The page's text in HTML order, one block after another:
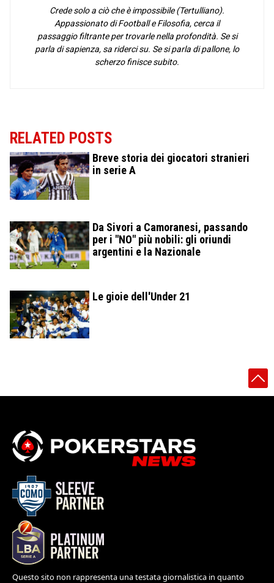
Crede solo a ciò che è impossibile (Tertulliano).
Appassionato di Football e Filosofia, cerca il
passaggio filtrante per trovarle nella profondità. Se si
parla di sapienza, sa riderci su. Se si parla di pallone, lo
scherzo finisce subito.
RELATED POSTS
Breve storia dei giocatori stranieri
in serie A
Da Sivori a Camoranesi, passando
per i "NO" più nobili: gli oriundi
argentini e la Nazionale
Le gioie dell'Under 21
Questo sito non rappresenta una testata giornalistica in quanto